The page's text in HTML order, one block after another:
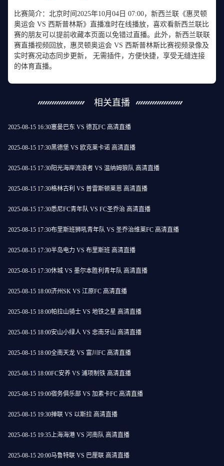
比赛简介：北京时间2025年10月04日 07:00，新西兰联《惠灵顿
奥运会 VS 西斯普林斯》直播准时在线播放，喜欢看新西兰联比
赛的朋友可以提前收藏本页面以免错过直播。此外，新西兰联联
赛直播视频回放，惠灵顿奥运会 VS 西斯普林斯比赛视频录像及
实时赛况动态同步更新， 无需插件，方便快捷，享受无缝连接
的体育直播。
相关直播
2025-08-15 16:30塞曼巴东 VS 德瓦FC 高清直播
2025-08-15 17:30黑德堡 VS 欧克莱卡诺 高清直播
2025-08-15 17:30阳光海岸流浪者 VS 温纳姆狼队 高清直播
2025-08-15 17:30格林古利 VS 普雷斯顿莱恩 高清直播
2025-08-15 17:30悉尼FC青年队 VS FC圣乔治 高清直播
2025-08-15 17:30布里斯班狮吼青年队 VS 圣乔治维莱FC 高清直播
2025-08-15 17:30半岛电力 VS 布里斯班 高清直播
2025-08-15 17:30休城 VS 墨尔本胜利青年队 高清直播
2025-08-15 18:00济州SK VS 江原FC 高清直播
2025-08-15 18:00帕拉山骑士 VS 地铁之星 高清直播
2025-08-15 18:00安山小绿人 VS 忠南牙山 高清直播
2025-08-15 18:00全南天龙 VS 富川FC 高清直播
2025-08-15 18:00FC安养 VS 浦项制铁 高清直播
2025-08-15 19:00宿务俱乐部 VS 加素卡FC 高清直播
2025-08-15 19:30掸联 VS 以斯拉 高清直播
2025-08-15 19:35上海海港 VS 河南队 高清直播
2025-08-15 20:00马鲁特联 VS 巴厘联 高清直播